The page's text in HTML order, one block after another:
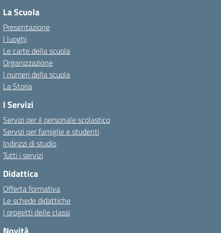
La Scuola
Presentazione
I luoghi
Le carte della scuola
Organizzazione
I numeri della scuola
La Storia
I Servizi
Servizi per il personale scolastico
Servizi per famiglie e studenti
Indirizzi di studio
Tutti i servizi
Didattica
Offerta formativa
Le schede didattiche
I progetti delle classi